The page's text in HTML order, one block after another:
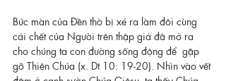
Bức màn của Đền thờ bị xé ra làm đôi cùng
cái chết của Người trên thập giá đã mở ra
cho chúng ta con đường sống động để  gặp
gỡ Thiên Chúa (x. Dt 10: 19-20). Nhìn vào vết